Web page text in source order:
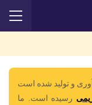
و تولید شده است
رسیده است. ما